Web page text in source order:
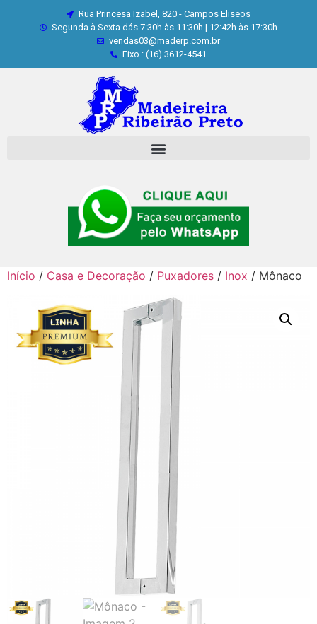
Rua Princesa Izabel, 820 - Campos Eliseos
Segunda à Sexta dás 7:30h às 11:30h | 12:42h às 17:30h
vendas03@maderp.com.br
Fixo : (16) 3612-4541
Início / Casa e Decoração / Puxadores / Inox / Mônaco